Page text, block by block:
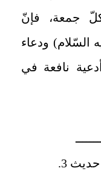
جمعة، فإنّ
السّلام) ودعاء
نافعة في